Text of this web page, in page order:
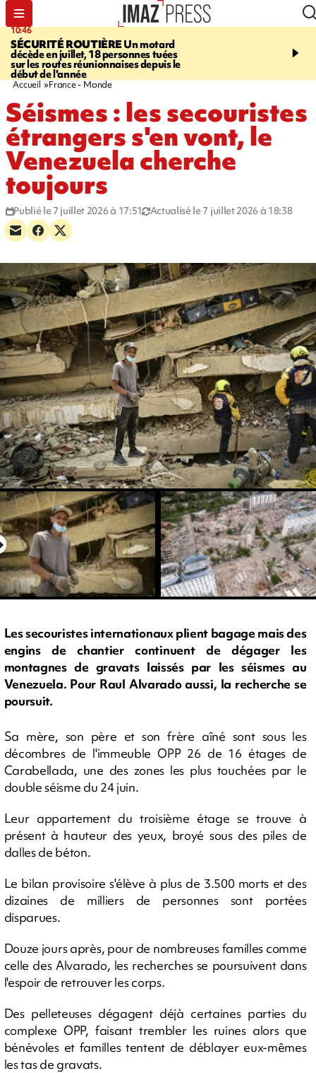
10:46
SÉCURITÉ ROUTIÈREUn motard
décède en juillet, 18 personnes tuées
sur les routes réunionnaises depuis le
début de l'année
13:49
mineurs - un courrier
Accueil France - Monde
Séismes : les secouristes
étrangers s'en vont, le
Venezuela cherche
toujours
Publié le 7 juillet 2026 à 17:51 Actualisé le 7 juillet 2026 à 18:38
Les secouristes internationaux plient bagage mais des
engins de chantier continuent de dégager les
montagnes de gravats laissés par les séismes au
Venezuela. Pour Raul Alvarado aussi, la recherche se
poursuit.
Sa mère, son père et son frère aîné sont sous les
décombres de l'immeuble OPP 26 de 16 étages de
Carabellada, une des zones les plus touchées par le
double séisme du 24 juin.
Leur appartement du troisième étage se trouve à
présent à hauteur des yeux, broyé sous des piles de
dalles de béton.
Le bilan provisoire s'élève à plus de 3.500 morts et des
dizaines de milliers de personnes sont portées
disparues.
Douze jours après, pour de nombreuses familles comme
celle des Alvarado, les recherches se poursuivent dans
l'espoir de retrouver les corps.
Des pelleteuses dégagent déjà certaines parties du
complexe OPP, faisant trembler les ruines alors que
bénévoles et familles tentent de déblayer eux-mêmes
les tas de gravats.